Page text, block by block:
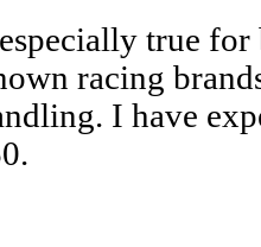
true for
racing
I have